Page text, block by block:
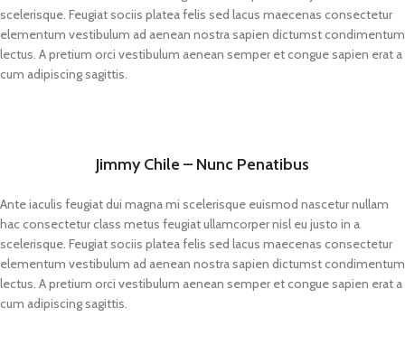
scelerisque. Feugiat sociis platea felis sed lacus maecenas consectetur
elementum vestibulum ad aenean nostra sapien dictumst condimentum
lectus. A pretium orci vestibulum aenean semper et congue sapien erat a
cum adipiscing sagittis.
Jimmy Chile – Nunc Penatibus
Ante iaculis feugiat dui magna mi scelerisque euismod nascetur nullam
hac consectetur class metus feugiat ullamcorper nisl eu justo in a
scelerisque. Feugiat sociis platea felis sed lacus maecenas consectetur
elementum vestibulum ad aenean nostra sapien dictumst condimentum
lectus. A pretium orci vestibulum aenean semper et congue sapien erat a
cum adipiscing sagittis.